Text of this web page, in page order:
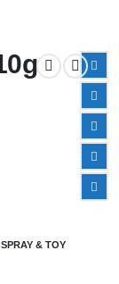
& TOY